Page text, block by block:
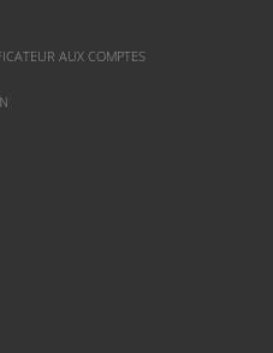
AUX COMPTES